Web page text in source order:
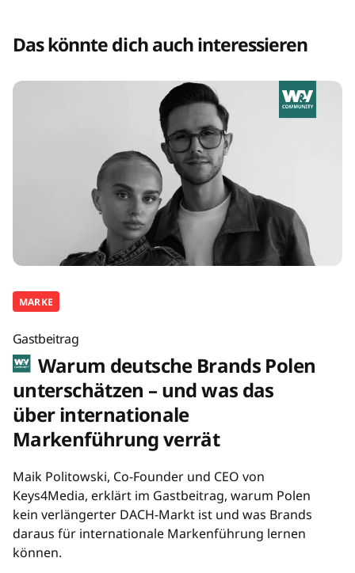
Das könnte dich auch interessieren
MARKE
Gastbeitrag
Warum deutsche Brands Polen
unterschätzen – und was das
über internationale
Markenführung verrät
Maik Politowski, Co-Founder und CEO von
Keys4Media, erklärt im Gastbeitrag, warum Polen
kein verlängerter DACH-Markt ist und was Brands
daraus für internationale Markenführung lernen
können.